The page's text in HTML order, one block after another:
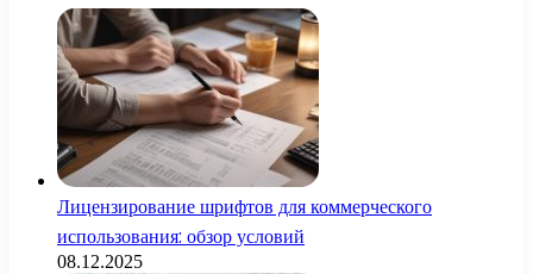
Лицензирование шрифтов для коммерческого
использования: обзор условий
08.12.2025